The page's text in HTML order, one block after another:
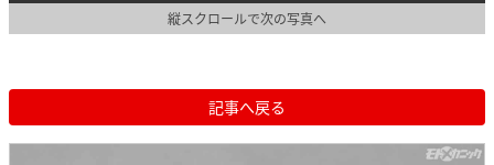
縦スクロールで次の写真へ
記事へ戻る